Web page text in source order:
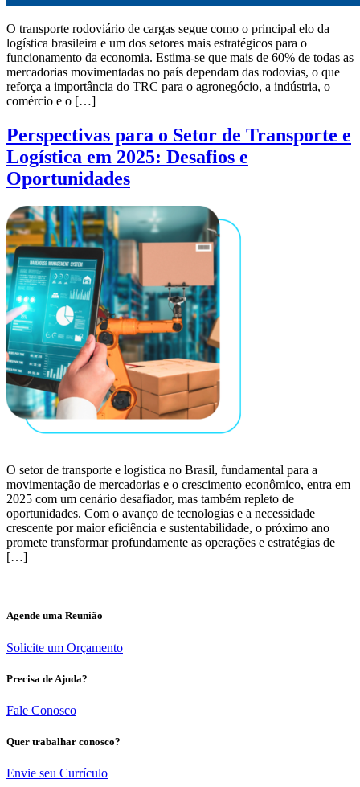
O transporte rodoviário de cargas segue como o principal elo da
logística brasileira e um dos setores mais estratégicos para o
funcionamento da economia. Estima-se que mais de 60% de todas as
mercadorias movimentadas no país dependam das rodovias, o que
reforça a importância do TRC para o agronegócio, a indústria, o
comércio e o […]
Perspectivas para o Setor de Transporte e
Logística em 2025: Desafios e
Oportunidades
O setor de transporte e logística no Brasil, fundamental para a
movimentação de mercadorias e o crescimento econômico, entra em
2025 com um cenário desafiador, mas também repleto de
oportunidades. Com o avanço de tecnologias e a necessidade
crescente por maior eficiência e sustentabilidade, o próximo ano
promete transformar profundamente as operações e estratégias de
[…]
Agende uma Reunião
Solicite um Orçamento
Precisa de Ajuda?
Fale Conosco
Quer trabalhar conosco?
Envie seu Currículo